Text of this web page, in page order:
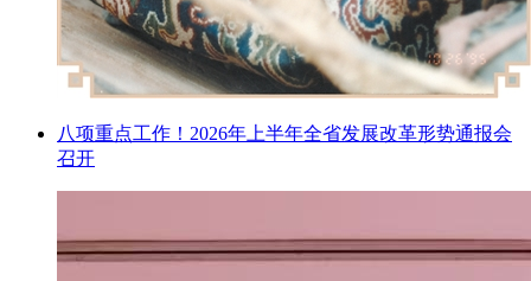
八项重点工作！2026年上半年全省发展改革形势通报会
召开